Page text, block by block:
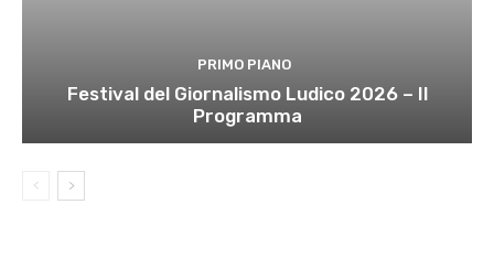
PRIMO PIANO
Festival del Giornalismo Ludico 2026 – Il
Programma